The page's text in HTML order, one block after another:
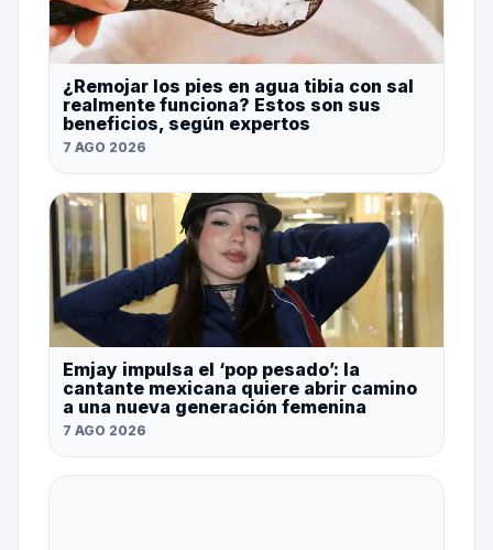
¿Remojar los pies en agua tibia con sal
realmente funciona? Estos son sus
beneficios, según expertos
7 AGO 2026
Emjay impulsa el ‘pop pesado’: la
cantante mexicana quiere abrir camino
a una nueva generación femenina
7 AGO 2026